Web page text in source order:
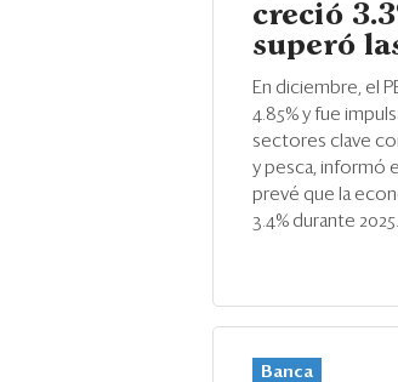
creció
superó
En diciembre, el
4.85% y fue
sectores clave
y pesca, informó
prevé que la
3.4% durante 2025.
Banca